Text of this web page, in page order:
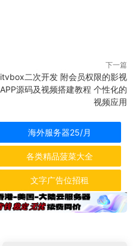
下一篇
itvbox二次开发 附会员权限的影视
APP源码及视频搭建教程 个性化的
视频应用
海外服务器25/月
各类精品菠菜大全
文字广告位招租